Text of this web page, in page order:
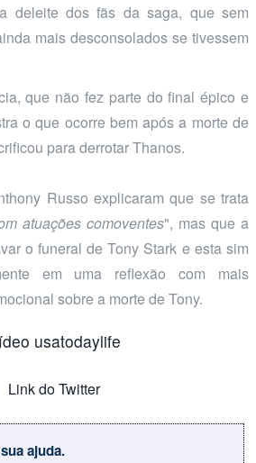
deleite dos fãs da saga, que sem
mais desconsolados se tivessem
que não fez parte do final épico e
o que ocorre bem após a morte de
para derrotar Thanos.
Russo explicaram que se trata
atuações comoventes", mas que a
o funeral de Tony Stark e esta sim
em uma reflexão com mais
sobre a morte de Tony.
usatodaylife
Link do Twitter
ajuda.